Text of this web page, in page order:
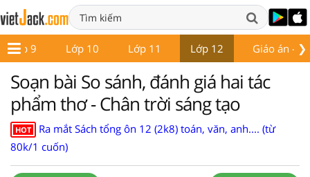
❯
Lớp 9 Lớp 10 Lớp 11 Lớp 12 Giáo án -
Soạn bài So sánh, đánh giá hai tác
phẩm thơ - Chân trời sáng tạo
HOT
Ra mắt Sách tổng ôn 12 (2k8) toán, văn, anh.... (từ
80k/1 cuốn)